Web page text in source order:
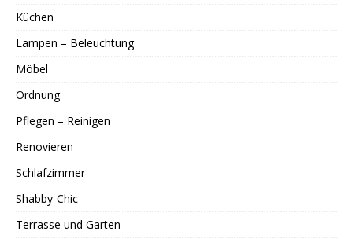
Küchen
Lampen – Beleuchtung
Möbel
Ordnung
Pflegen – Reinigen
Renovieren
Schlafzimmer
Shabby-Chic
Terrasse und Garten